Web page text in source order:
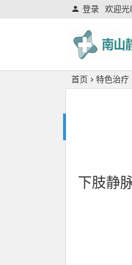
欢迎光
登录
首页 特色治疗
下肢静